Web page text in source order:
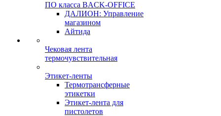
ПО класса BACK-OFFICE
ДАЛИОН: Управление
магазином
Айтида
Чековая лента
термочувствительная
Этикет-ленты
Термотрансферные
этикетки
Этикет-лента для
пистолетов